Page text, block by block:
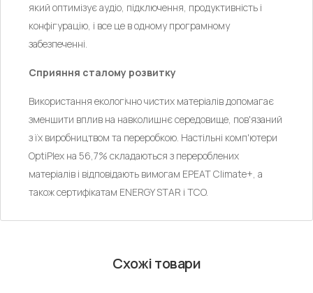
який оптимізує аудіо, підключення, продуктивність і
конфігурацію, і все це в одному програмному
забезпеченні.
Сприяння сталому розвитку
Використання екологічно чистих матеріалів допомагає
зменшити вплив на навколишнє середовище, пов'язаний
з їх виробництвом та переробкою. Настільні комп'ютери
OptiPlex на 56,7% складаються з перероблених
матеріалів і відповідають вимогам EPEAT Climate+, а
також сертифікатам ENERGY STAR і TCO.
Схожі товари